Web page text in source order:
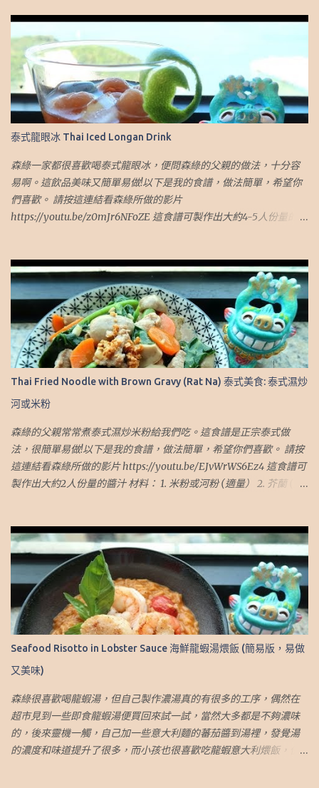
泰式龍眼冰 Thai Iced Longan Drink
森綠一家都很喜歡喝泰式龍眼冰，便問森綠的父親的做法，十分容
易啊。這飲品美味又簡單易做!以下是我的食譜，做法簡單，希望你
們喜歡。 請按這連結看森綠所做的影片
https://youtu.be/z0mJr6NFoZE 這食譜可製作出大約4-5人份量的煎
一鍋水，加入桂圓肉 2. 蓋上蓋子，但留下一個小縫。 中火煮15分鐘
3. 然後用小火再煮15分鐘 4. 加入切好的班蘭葉、椰糖和冰糖 5. 用小
火再煮30分鐘 6. 熄火，蓋上蓋子焗 30-60 分鐘 7. 取出香蘭葉，並將
飲料放入冰箱冷卻。 然後就完成了！ 8. 飲用時加少許冰便完成了！
個人心得： 1. 因這飲品是需要加冰，糖的份量較多。如不加冰，可
以調整糖的份量或水來減低甜度 我也有寫Blog介紹旅遊，有興趣可
到這網址： http://travel.sumlook.com ~.~Recipe of Thai Iced
Longan Drink~.~.~ Sumlook family loves Thai Iced Longan Drink.
So I have asked my father for the recipe and it is very easy to
Please click on this link to see my video:
https://youtu.be/z0mJr6NFoZE This recipe can make 4-5 persons
portion Ingredients: 1. Dried Longan (1.5 cups) 2. Coconut
Sugar（2.5 Tbsp） 3. Rock Sugar（2.5 Tbsp） 4. Pandan Leaves（6
Thai Fried Noodle with Brown Gravy (Rat Na) 泰式美食: 泰式濕炒
河或米粉
森綠的父親常常煮泰式濕炒米粉給我們吃。這食譜是正宗泰式做
法，很簡單易做!以下是我的食譜，做法簡單，希望你們喜歡。 請按
這連結看森綠所做的影片 https://youtu.be/EJvWrWS6Ez4 這食譜可
製作出大約2人份量的醬汁 材料： 1. 米粉或河粉 (適量） 2. 芥蘭 (適
白胡椒粉 (適量） 11. 粟粉 (適量） 12. 蔴油 (適量） 13. 熱水 (1.5-2杯)
*豬肉先用醬油 、糖和油醃好 做法： 1.首先處理好材料: 1.1 豬肉先用
醬油 、糖和油醃好 1.2 用沸水煮草菇5分鐘，去除水上面的泡沫 1.3
先把芥蘭的大葉子切下，去掉莖皮，並將主莖切成合適的大小。將
花的部分去掉，在莖的末端剪一個小縫 1.4 將米粉放入沸水中，將米
粉鬆開，然後關火。將米粉浸在熱水中至軟身，然後瀝乾。用中火
炒米炒，加少許醬油調味。將米粉煎成餅狀，煎至兩面有些酥脆 2.
製作芡汁 2.1 炒大蒜和炒豬肉至 80% 熟 2.2 加入芥蘭的莖和甘荀.胡
蘿蔔，略炒 2.3 加入熱水 2.4 加入草菇 2.5 用普寧豆醬、醬油和糖調
粉水勾芡，直至你喜歡的稠度 2.9 加入一些麻油（可選）然後醬汁就
完成了 3. 把醬汁淋在河粉或米粉上，加上少許炸過的蒜蓉（可選）
4. 這樣便完成了！ 個人心得： 1. 蔬菜、肉類的選擇和分量可按個人
喜好 我也有寫Blog介紹旅遊，有興趣可到這網址：
Seafood Risotto in Lobster Sauce 海鮮龍蝦湯煨飯 (簡易版，易做
又美味)
森綠很喜歡喝龍蝦湯，但自己製作濃湯真的有很多的工序，偶然在
超市見到一些即食龍蝦湯便買回來試一試，當然大多都是不夠濃味
的，後來靈機一觸，自己加一些意大利麵的蕃茄醬到湯裡，發覺湯
的濃度和味道提升了很多，而小孩也很喜歡吃龍蝦意大利煨飯，便